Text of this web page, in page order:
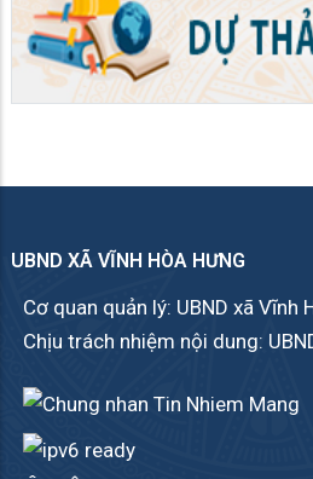
UBND XÃ VĨNH HÒA HƯNG
Cơ quan quản lý: UBND xã Vĩnh
Chịu trách nhiệm nội dung: